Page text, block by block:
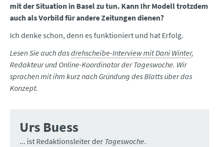
mit der Situation in Basel zu tun. Kann Ihr Modell trotzdem
auch als Vorbild für andere Zeitungen dienen?
Ich denke schon, denn es funktioniert und hat Erfolg.
Lesen Sie auch dasdrehscheibe-Interview mit Dani Winter,
Redakteur und Online-Koordinator der Tageswoche. Wir
sprachen mit ihm kurz nach Gründung des Blatts über das
Konzept.
Urs Buess
... ist Redaktionsleiter der Tageswoche.